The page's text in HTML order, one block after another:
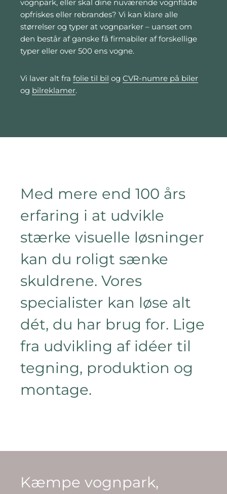
vognpark, eller skal dine nuværende vognflåde
opfriskes eller rebrandes? Vi kan klare alle
størrelser og typer at vognparker – uanset om
den består af ganske få firmabiler af forskellige
typer eller over 500 ens vogne.
Vi laver alt fra folie til bil og CVR-numre på biler
og bilreklamer.
Med mere end 100 års
erfaring i at udvikle
stærke visuelle løsninger
kan du roligt sænke
skuldrene. Vores
specialister kan løse alt
dét, du har brug for. Lige
fra udvikling af idéer til
tegning, produktion og
montage.
Kæmpe vognpark,